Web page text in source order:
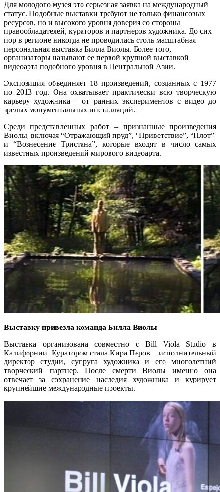
Для молодого музея это серьезная заявка на международный
статус. Подобные выставки требуют не только финансовых
ресурсов, но и высокого уровня доверия со стороны
правообладателей, кураторов и партнеров художника. До сих
пор в регионе никогда не проводилась столь масштабная
персональная выставка Билла Виолы. Более того,
организаторы называют ее первой крупной выставкой
видеоарта подобного уровня в Центральной Азии.
Экспозиция объединяет 18 произведений, созданных с 1977
по 2013 год. Она охватывает практически всю творческую
карьеру художника – от ранних экспериментов с видео до
зрелых монументальных инсталляций.
Среди представленных работ – признанные произведения
Виолы, включая “Отражающий пруд”, “Приветствие”, “Плот”
и “Вознесение Тристана”, которые входят в число самых
известных произведений мирового видеоарта.
Выставку привезла команда Билла Виолы
Выставка организована совместно с Bill Viola Studio в
Калифорнии. Куратором стала Кира Перов – исполнительный
директор студии, супруга художника и его многолетний
творческий партнер. После смерти Виолы именно она
отвечает за сохранение наследия художника и курирует
крупнейшие международные проекты.